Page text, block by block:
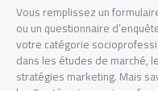
Vous remplissez un
ou un questionnaire
votre catégorie
dans les études de marché,
stratégies marketing. Mais